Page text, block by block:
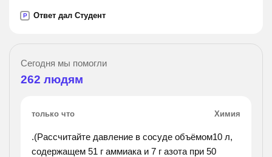
P Ответ дал Студент
Сегодня мы помогли
262 людям
только что Химия
.(Рассчитайте давление в сосуде объёмом10 л,
содержащем 51 г аммиака и 7 г азота при 50